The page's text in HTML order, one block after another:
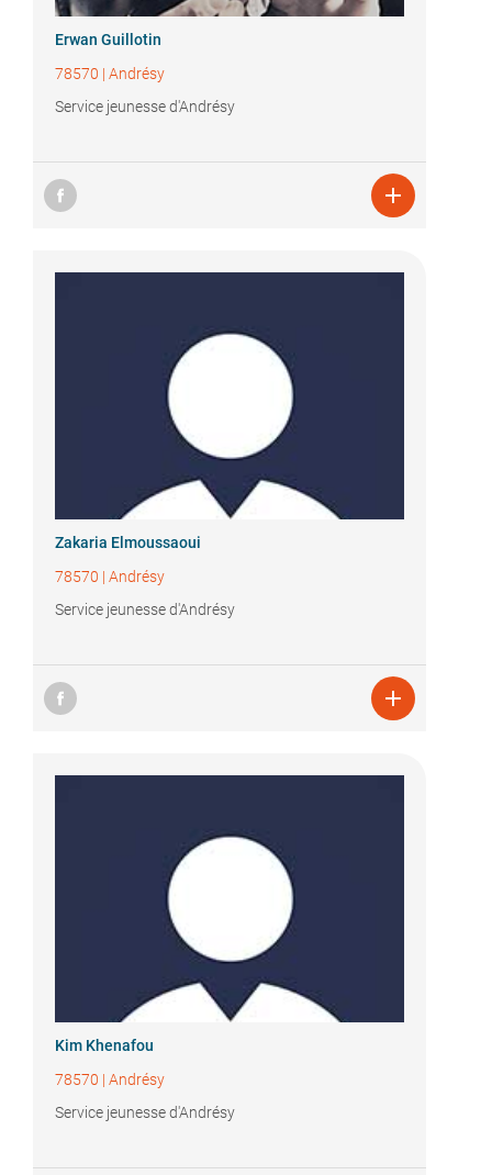
Erwan Guillotin
78570 | Andrésy
Service jeunesse d'Andrésy

Zakaria Elmoussaoui
78570 | Andrésy
Service jeunesse d'Andrésy

Kim Khenafou
78570 | Andrésy
Service jeunesse d'Andrésy